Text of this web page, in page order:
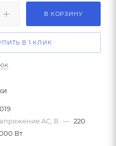
В КОРЗИНУ
В 1 КЛИК
AC, В — 220
Вт